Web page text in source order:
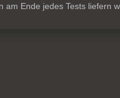
Ende jedes Tests liefern